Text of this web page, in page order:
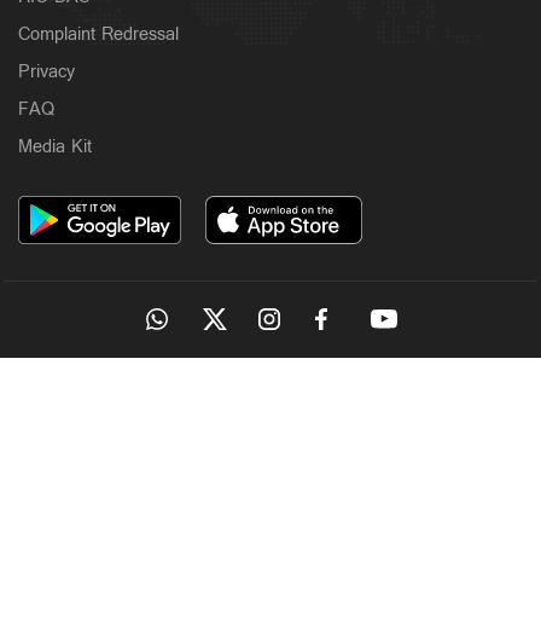
സാമൂഹികക്ഷേമ പെൻഷൻ ഇനി ബാങ്ക്
അക്കൗണ്ടിലേക്ക്; സഹകരണ ബാങ്കുകളെ ഒഴിവാക്കി
Complaint Redressal
Privacy
FAQ
Media Kit